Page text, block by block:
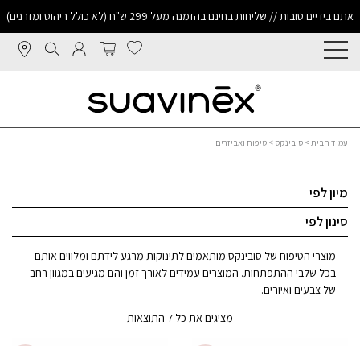
אתם בידיים טובות // שליחות בחינם בהזמנה מעל 299 ש"ח (לא כולל ריהוט ומזרנים)
עמוד הבית> סובינקס > טיפוח ואביזרים
מיון לפי
סינון לפי
מוצרי הטיפוח של סובינקס מותאמים לתינוקות מרגע לידתם ומלווים אותם
בכל שלבי ההתפתחות. המוצרים עמידים לאורך זמן והם מגיעים במגוון רחב
של צבעים ואיורים.
מציגים את כל ⁦7⁩ התוצאות